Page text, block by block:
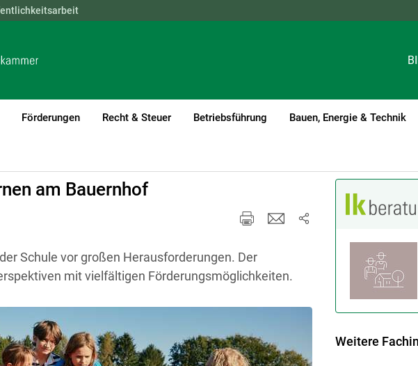
KTN NÖ OÖ
Förderungen Recht & Steuer Betriebsführung Bauen, Energie & Technik
am Bauernhof
Schule vor großen Herausforderungen. Der
mit vielfältigen Förderungsmöglichkeiten.
Weitere